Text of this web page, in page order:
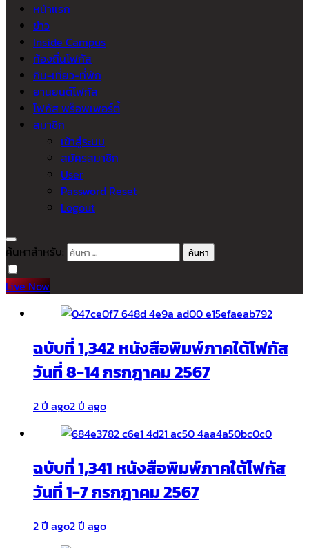
หน้าแรก
ข่าว
Inside Campus
ท้องถิ่นโฟกัส
กิน-เที่ยว-ที่พัก
ยานยนต์โฟกัส
โฟกัส พร็อพเพอร์ตี้
สมาชิก
เข้าสู่ระบบ
สมัครสมาชิก
User
Password Reset
Logout
ค้นหาสำหรับ:
Live Now
ฉบับที่ 1,342 หนังสือพิมพ์ภาคใต้โฟกัส
วันที่ 8-14 กรกฎาคม 2567
2 ปี ago2 ปี ago
ฉบับที่ 1,341 หนังสือพิมพ์ภาคใต้โฟกัส
วันที่ 1-7 กรกฎาคม 2567
2 ปี ago2 ปี ago